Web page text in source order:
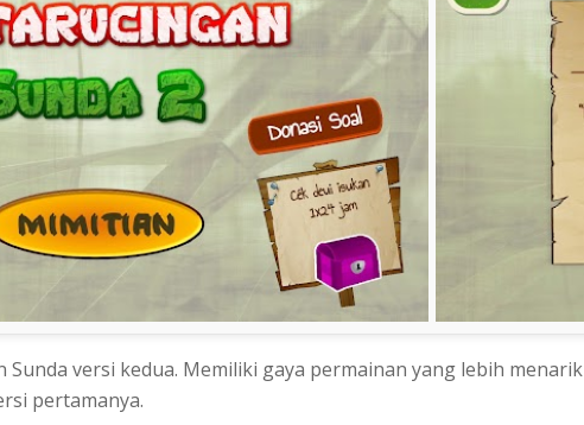
Sunda versi kedua. Memiliki gaya permainan yang lebih menarik
pertamanya.